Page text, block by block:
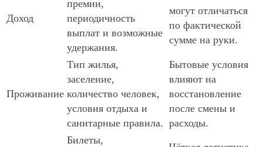
Доход
премии,
периодичность
выплат и возможные
удержания.
могут отличаться
по фактической
сумме на руки.
Проживание
Тип жилья,
заселение,
количество человек,
условия отдыха и
санитарные правила.
Бытовые условия
влияют на
восстановление
после смены и
расходы.
Билеты,